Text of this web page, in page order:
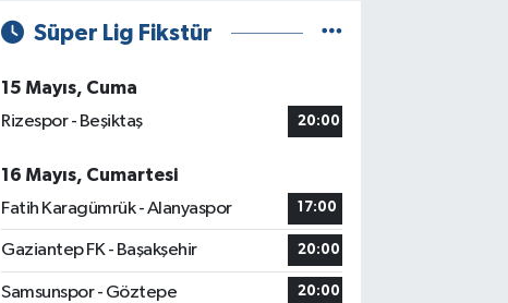
Süper Lig Fikstür
15 Mayıs, Cuma
Rizespor - Beşiktaş
20:00
16 Mayıs, Cumartesi
Fatih Karagümrük - Alanyaspor
17:00
Gaziantep FK - Başakşehir 20:00
Samsunspor - Göztepe 20:00